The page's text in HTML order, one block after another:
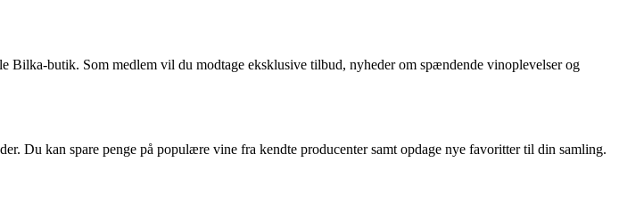
butik. Som medlem vil du modtage eksklusive tilbud, nyheder om spændende vinoplevelser og
kan spare penge på populære vine fra kendte producenter samt opdage nye favoritter til din samling.